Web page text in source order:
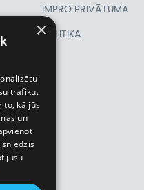
IMPRO PRIVĀTUMA
POLITIKA
×
trafiku.
to, kā jūs
un
jūsu